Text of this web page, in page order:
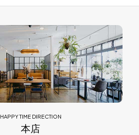
HAPPY TIME DIRECTION
本店